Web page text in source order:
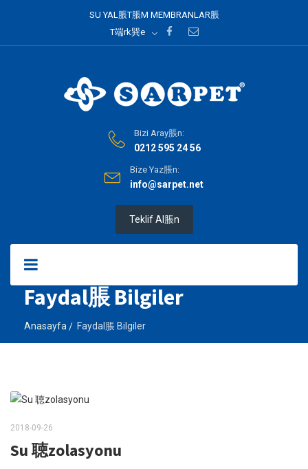
SU YAL脹T脹M MEMBRANLAR脹
T端rk巽e
Bizi Aray脹n:
0212 595 24 56
Bize Yaz脹n:
info@sarpet.net
Teklif Al脹n
Faydal脹 Bilgiler
Anasayfa Faydal脹 Bilgiler
2018-09-26
Su 聴zolasyonu